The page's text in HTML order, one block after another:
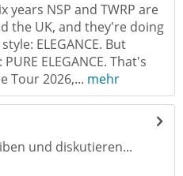
NSP and TWRP are
the UK, and they're doing
ELEGANCE. But
ELEGANCE. That's
Tour 2026,... mehr
und diskutieren...